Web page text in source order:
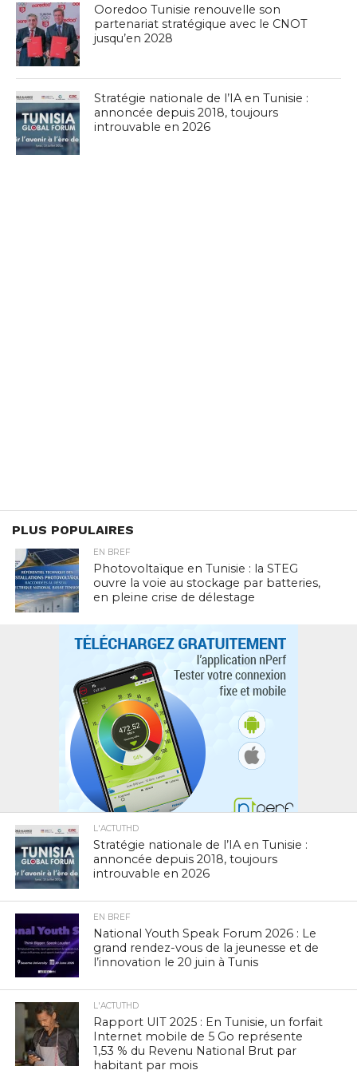
Ooredoo Tunisie renouvelle son
partenariat stratégique avec le CNOT
jusqu’en 2028
Stratégie nationale de l’IA en Tunisie :
annoncée depuis 2018, toujours
introuvable en 2026
PLUS POPULAIRES
EN BREF
Photovoltaïque en Tunisie : la STEG
ouvre la voie au stockage par batteries,
en pleine crise de délestage
L'ACTUTHD
Stratégie nationale de l’IA en Tunisie :
annoncée depuis 2018, toujours
introuvable en 2026
EN BREF
National Youth Speak Forum 2026 : Le
grand rendez-vous de la jeunesse et de
l’innovation le 20 juin à Tunis
L'ACTUTHD
Rapport UIT 2025 : En Tunisie, un forfait
Internet mobile de 5 Go représente
1,53 % du Revenu National Brut par
habitant par mois